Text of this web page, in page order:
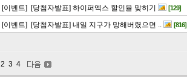
[이벤트] [당첨자발표] 하이퍼엑스 할인율 맞히기 [129]
[이벤트] [당첨자발표] 내일 지구가 망해버렸으면 .. [816]
2 3 4